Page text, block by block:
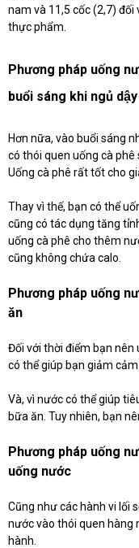
nam và 11,5 cốc (2,7)
thực phẩm.
Phương pháp uống
buổi sáng khi ngủ dậy
Hơn nữa, vào buổi sáng
có thói quen uống cà phê
Uống cà phê rất tốt cho
Thay vì thế, bạn có thể
cũng có tác dụng tăng
uống cà phê cho thêm
cũng không chứa calo.
Phương pháp uống
ăn
Đối với thời điểm bạn
có thể giúp bạn giảm
Và, vì nước có thể giúp
bữa ăn. Tuy nhiên, bạn
Phương pháp uống
uống nước
Cũng như các hành vi lối
nước vào thói quen hàng
hành.